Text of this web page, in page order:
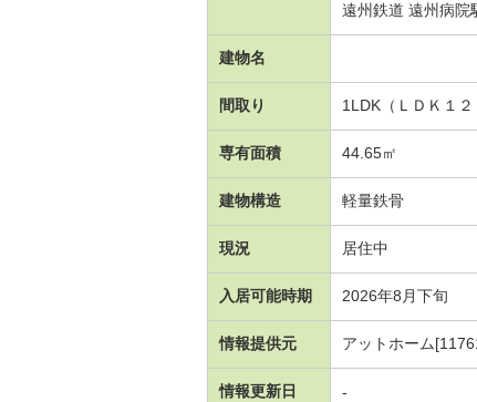
遠州鉄道 遠州病院
建物名
間取り 1LDK（ＬＤＫ１２
専有面積 44.65㎡
建物構造 軽量鉄骨
現況 居住中
入居可能時期 2026年8月下旬
情報提供元 アットホーム
情報更新日 -